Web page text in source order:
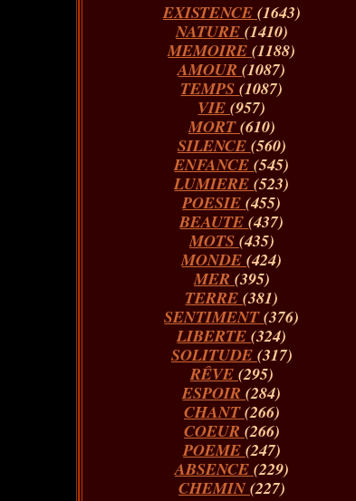
EXISTENCE (1643)
NATURE (1410)
MEMOIRE(1188)
AMOUR(1087)
TEMPS(1087)
VIE(957)
MORT(610)
SILENCE (560)
ENFANCE(545)
LUMIERE(523)
POESIE(455)
BEAUTE(437)
MOTS (435)
MONDE(424)
MER (395)
TERRE(381)
SENTIMENT(376)
LIBERTE(324)
SOLITUDE (317)
RÊVE (295)
ESPOIR(284)
CHANT(266)
COEUR (266)
POEME (247)
ABSENCE (229)
CHEMIN(227)